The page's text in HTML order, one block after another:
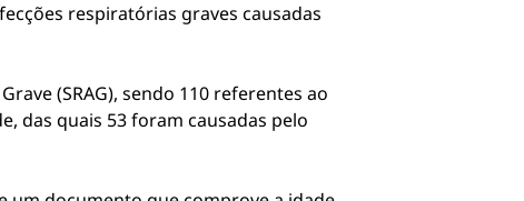
respiratórias graves causadas
(SRAG), sendo 110 referentes ao
das quais 53 foram causadas pelo